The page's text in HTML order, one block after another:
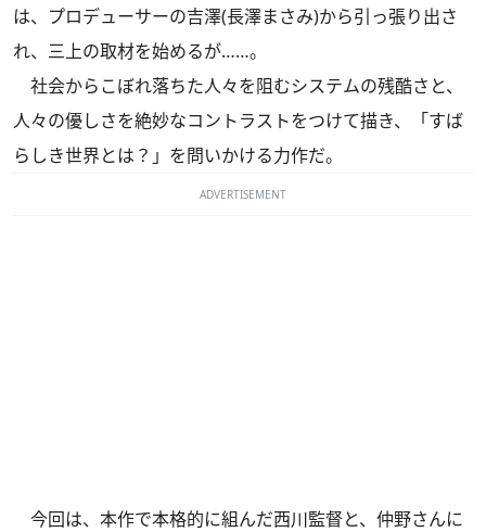
は、プロデューサーの吉澤(長澤まさみ)から引っ張り出さ
れ、三上の取材を始めるが……。
社会からこぼれ落ちた人々を阻むシステムの残酷さと、
人々の優しさを絶妙なコントラストをつけて描き、「すば
らしき世界とは？」を問いかける力作だ。
ADVERTISEMENT
今回は、本作で本格的に組んだ西川監督と、仲野さんに